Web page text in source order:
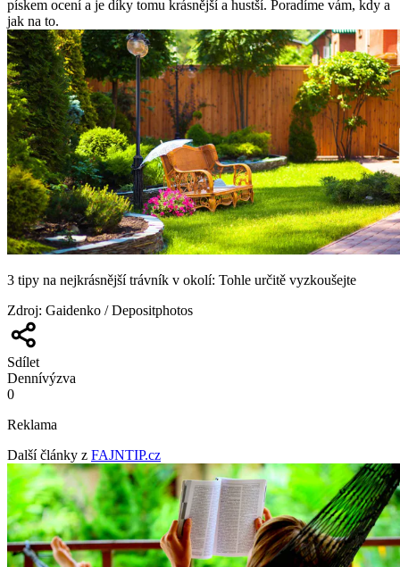
pískem ocení a je díky tomu krásnější a hustší. Poradíme vám, kdy a
jak na to.
3 tipy na nejkrásnější trávník v okolí: Tohle určitě vyzkoušejte
Zdroj: Gaidenko / Depositphotos
Sdílet
Dennívýzva
0
Reklama
Další články z FAJNTIP.cz